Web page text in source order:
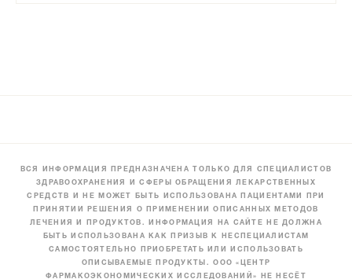
ВСЯ ИНФОРМАЦИЯ ПРЕДНАЗНАЧЕНА ТОЛЬКО ДЛЯ СПЕЦИАЛИСТОВ
ЗДРАВООХРАНЕНИЯ И СФЕРЫ ОБРАЩЕНИЯ ЛЕКАРСТВЕННЫХ
СРЕДСТВ И НЕ МОЖЕТ БЫТЬ ИСПОЛЬЗОВАНА ПАЦИЕНТАМИ ПРИ
ПРИНЯТИИ РЕШЕНИЯ О ПРИМЕНЕНИИ ОПИСАННЫХ МЕТОДОВ
ЛЕЧЕНИЯ И ПРОДУКТОВ. ИНФОРМАЦИЯ НА САЙТЕ НЕ ДОЛЖНА
БЫТЬ ИСПОЛЬЗОВАНА КАК ПРИЗЫВ К НЕСПЕЦИАЛИСТАМ
САМОСТОЯТЕЛЬНО ПРИОБРЕТАТЬ ИЛИ ИСПОЛЬЗОВАТЬ
ОПИСЫВАЕМЫЕ ПРОДУКТЫ. ООО «ЦЕНТР
ФАРМАКОЭКОНОМИЧЕСКИХ ИССЛЕДОВАНИЙ» НЕ НЕСЁТ